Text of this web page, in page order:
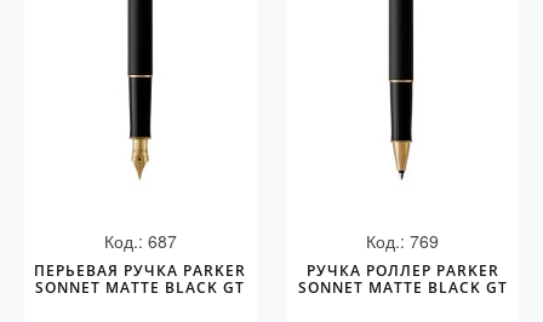
Код.: 687
ПЕРЬЕВАЯ РУЧКА PARKER
SONNET MATTE BLACK GT
Код.: 769
РУЧКА РОЛЛЕР PARKER
SONNET MATTE BLACK GT